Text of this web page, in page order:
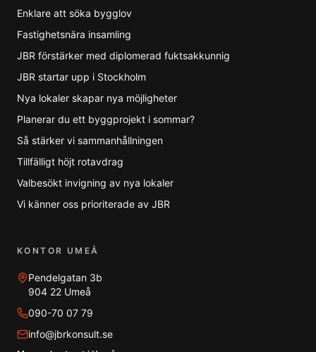
Enklare att söka bygglov
Fastighetsnära insamling
JBR förstärker med diplomerad fuktsakkunnig
JBR startar upp i Stockholm
Nya lokaler skapar nya möjligheter
Planerar du ett byggprojekt i sommar?
Så stärker vi sammanhållningen
Tillfälligt höjt rotavdrag
Valbesökt invigning av nya lokaler
Vi känner oss prioriterade av JBR
KONTOR UMEÅ
Pendelgatan 3b
904 22 Umeå
090-70 07 79
info@jbrkonsult.se